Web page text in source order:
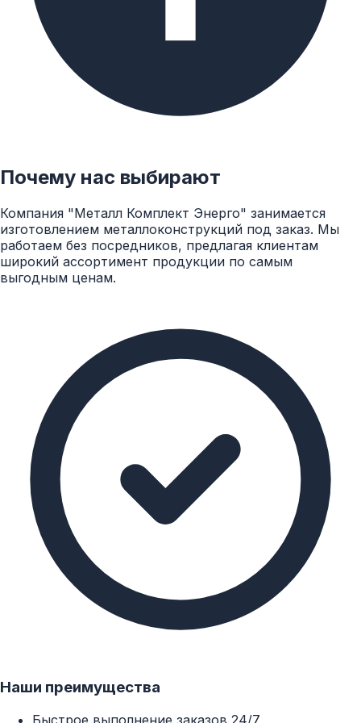
переходного тройника диаметром 630 мм и
толщиной стенки корпуса 12 мм с диаметром
штуцера 426 мм со стенкой 9 мм на условное
давление Ру = 2,5 МПа:
Тройник ТС 630х12-426х9-2,5 ОСТ 34 10.764-97
Почему нас выбирают
Компания "Металл Комплект Энерго" занимается
изготовлением металлоконструкций под заказ. Мы
работаем без посредников, предлагая клиентам
широкий ассортимент продукции по самым
выгодным ценам.
Наши преимущества